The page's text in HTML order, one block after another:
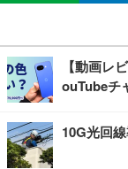
【動画レ
ouTubeチ
10G光回